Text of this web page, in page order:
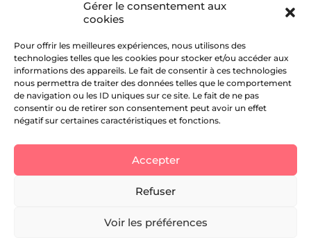
Gérer le consentement aux
cookies
Pour offrir les meilleures expériences, nous utilisons des
technologies telles que les cookies pour stocker et/ou accéder aux
informations des appareils. Le fait de consentir à ces technologies
nous permettra de traiter des données telles que le comportement
de navigation ou les ID uniques sur ce site. Le fait de ne pas
consentir ou de retirer son consentement peut avoir un effet
négatif sur certaines caractéristiques et fonctions.
Accepter
Refuser
Voir les préférences
Je m'abonne
Déclarations HATVP